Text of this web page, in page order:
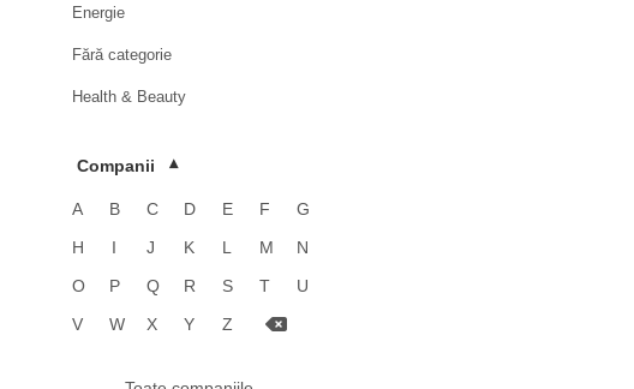
Energie
Fără categorie
Health & Beauty
Imobiliare
Companii ▾
A B C D E F
G
H
I J K L M
N
O
P Q R S T
U
V
W X Y Z